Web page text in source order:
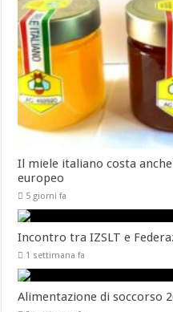
Il miele italiano costa
europeo
5 giorni fa
Incontro tra IZSLT e
1 settimana fa
Alimentazione di soccorso